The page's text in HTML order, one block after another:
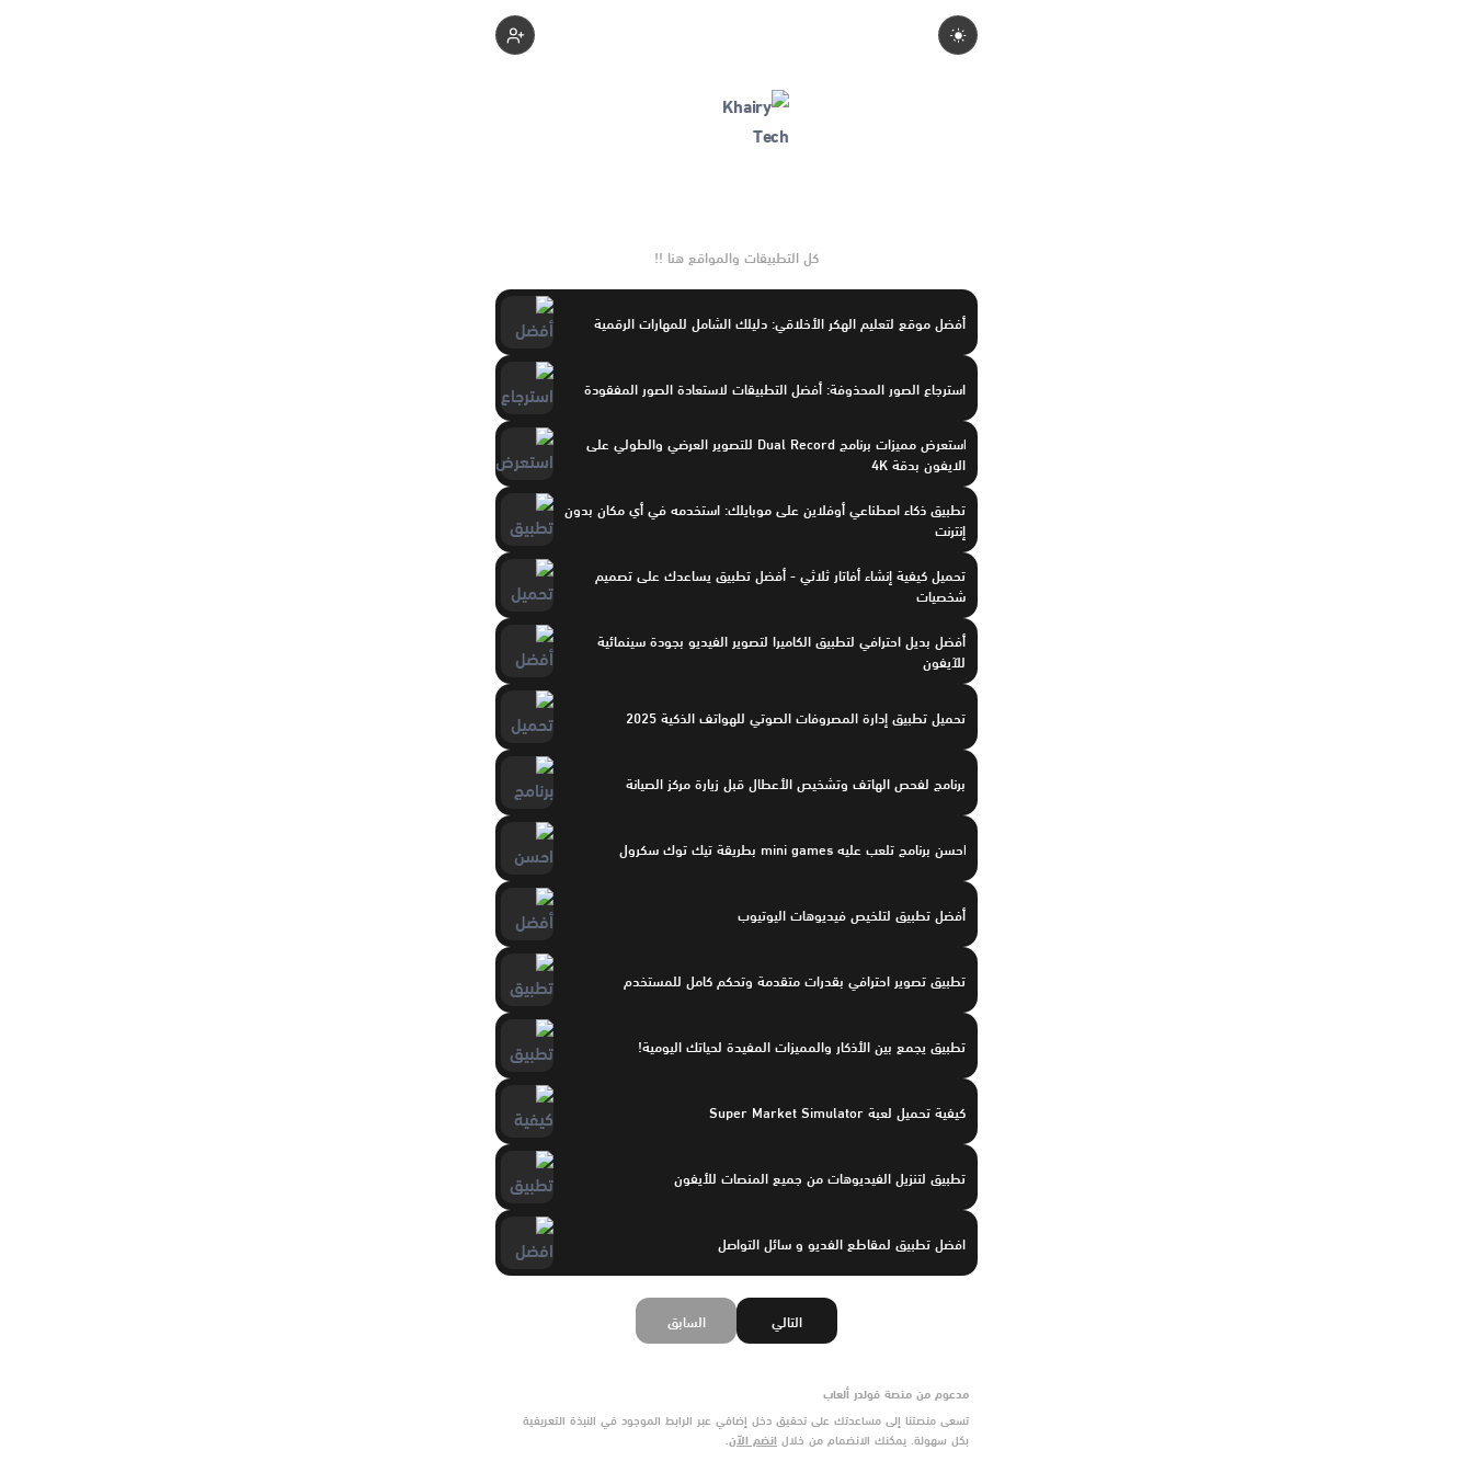
كل التطبيقات والمواقع هنا !!
أفضل موقع لتعليم الهكر الأخلاقي: دليلك الشامل للمهارات الرقمية
استرجاع الصور المحذوفة: أفضل التطبيقات لاستعادة الصور المفقودة
استعرض مميزات برنامج Dual Record للتصوير العرضي والطولي على
الايفون بدقة 4K
تطبيق ذكاء اصطناعي أوفلاين على موبايلك: استخدمه في أي مكان بدون
إنترنت
تحميل كيفية إنشاء أفاتار ثلاثي - أفضل تطبيق يساعدك على تصميم
شخصيات
أفضل بديل احترافي لتطبيق الكاميرا لتصوير الفيديو بجودة سينمائية
للآيفون
تحميل تطبيق إدارة المصروفات الصوتي للهواتف الذكية 2025
برنامج لفحص الهاتف وتشخيص الأعطال قبل زيارة مركز الصيانة
احسن برنامج تلعب عليه mini games بطريقة تيك توك سكرول
أفضل تطبيق لتلخيص فيديوهات اليوتيوب
تطبيق تصوير احترافي بقدرات متقدمة وتحكم كامل للمستخدم
تطبيق يجمع بين الأذكار والمميزات المفيدة لحياتك اليومية!
كيفية تحميل لعبة Super Market Simulator
تطبيق لتنزيل الفيديوهات من جميع المنصات للأيفون
افضل تطبيق لمقاطع الفديو و سائل التواصل
السابق التالي
مدعوم من منصة فولدر ألعاب
تسعى منصتنا إلى مساعدتك على تحقيق دخل إضافي عبر الرابط الموجود في النبذة التعريفية
بكل سهولة. يمكنك الانضمام من خلال انضم الآن